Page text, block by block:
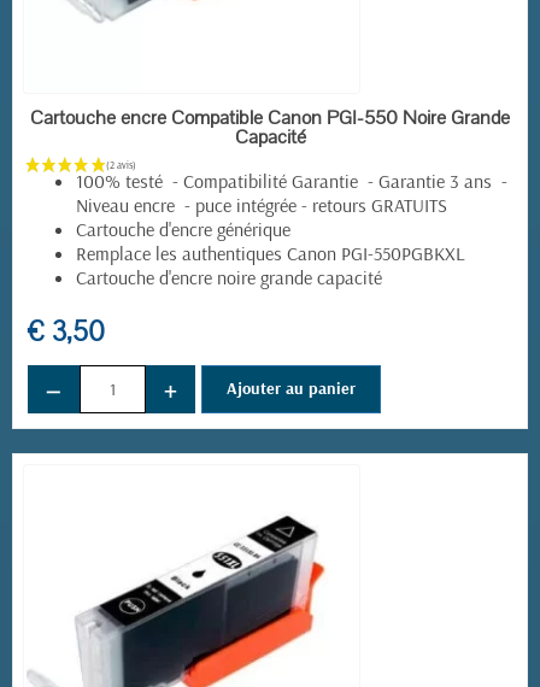
EN STOCK
Cartouche encre Compatible Canon PGI-550 Noire Grande
Capacité
100% testé - Compatibilité Garantie - Garantie 3 ans -
Niveau encre - puce intégrée - retours GRATUITS
Cartouche d'encre générique
Remplace les authentiques Canon PGI-550PGBKXL
Cartouche d'encre noire grande capacité
€ 3,50
− + Ajouter au panier